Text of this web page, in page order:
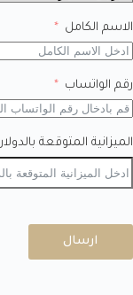
الاسم الكامل
رقم الواتساب
الميزانية المتوقعة بالدولار
ارسال